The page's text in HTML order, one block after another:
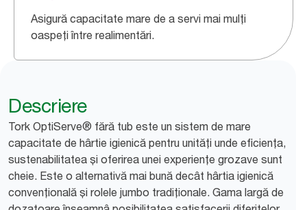
Asigură capacitate mare de a servi mai mulți
oaspeți între realimentări.
Descriere
Tork OptiServe® fără tub este un sistem de mare
capacitate de hârtie igienică pentru unități unde eficiența,
sustenabilitatea și oferirea unei experiențe grozave sunt
cheie. Este o alternativă mai bună decât hârtia igienică
convențională și rolele jumbo tradiționale. Gama largă de